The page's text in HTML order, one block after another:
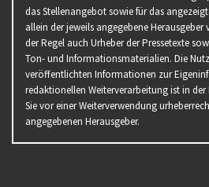
das Stellenangebot sowie für das
allein der jeweils angegebene
der Regel auch Urheber der Pressetexte
Ton- und Informationsmaterialien. Die
veröffentlichten Informationen zur
redaktionellen Weiterverarbeitung ist in der
Sie vor einer Weiterverwendung
angegebenen Herausgeber.